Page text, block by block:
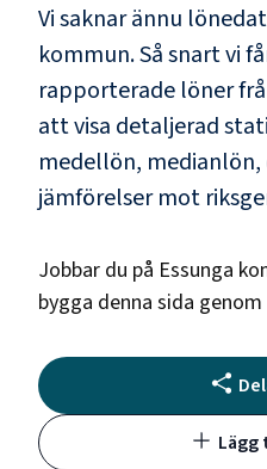
Vi saknar ännu
kommun. Så snart vi
rapporterade löner
att visa detaljerad
medellön,
jämförelser mot
Jobbar du på Essunga
bygga denna sida
Lägg